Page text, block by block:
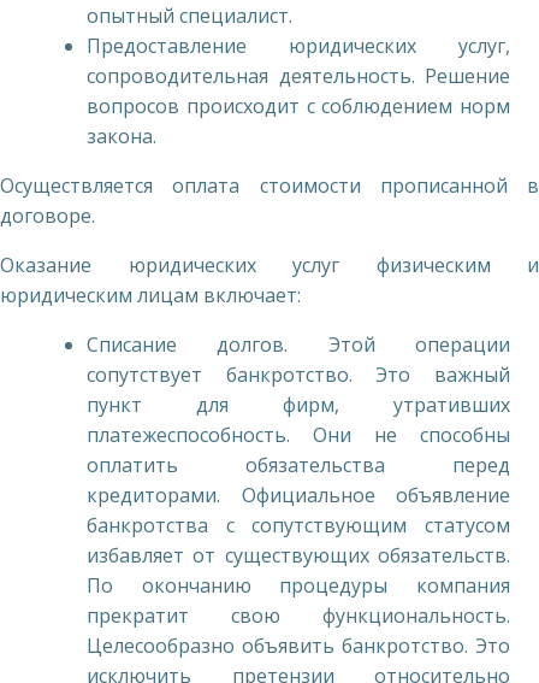
опытный специалист.
Предоставление юридических услуг,
сопроводительная деятельность. Решение
вопросов происходит с соблюдением норм
закона.
Осуществляется оплата стоимости прописанной в
договоре.
Оказание юридических услуг физическим и
юридическим лицам включает:
Списание долгов. Этой операции
сопутствует банкротство. Это важный
пункт для фирм, утративших
платежеспособность. Они не способны
оплатить обязательства перед
кредиторами. Официальное объявление
банкротства с сопутствующим статусом
избавляет от существующих обязательств.
По окончанию процедуры компания
прекратит свою функциональность.
Целесообразно объявить банкротство. Это
исключить претензии относительно